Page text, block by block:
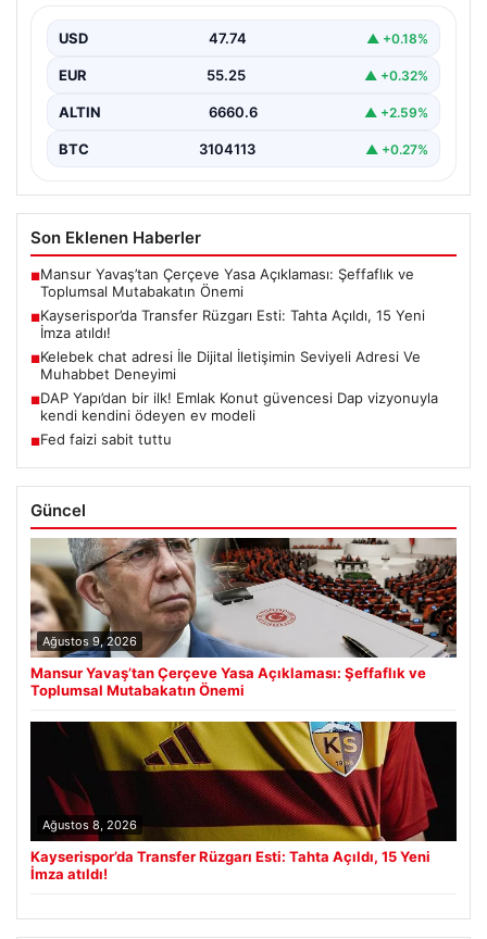
sezonunda büyük bir adım atarak resmi olarak transfer
engelini…
USD 47.74 ▲ +0.18%
EUR 55.25 ▲ +0.32%
ALTIN 6660.6 ▲ +2.59%
BTC 3104113 ▲ +0.27%
Son Eklenen Haberler
■Mansur Yavaş’tan Çerçeve Yasa Açıklaması: Şeffaflık ve
Toplumsal Mutabakatın Önemi
■Kayserispor’da Transfer Rüzgarı Esti: Tahta Açıldı, 15 Yeni
İmza atıldı!
■Kelebek chat adresi İle Dijital İletişimin Seviyeli Adresi Ve
Muhabbet Deneyimi
■DAP Yapı’dan bir ilk! Emlak Konut güvencesi Dap vizyonuyla
kendi kendini ödeyen ev modeli
■Fed faizi sabit tuttu
Güncel
Ağustos 9, 2026
Mansur Yavaş’tan Çerçeve Yasa Açıklaması: Şeffaflık ve
Toplumsal Mutabakatın Önemi
Ağustos 8, 2026
Kayserispor’da Transfer Rüzgarı Esti: Tahta Açıldı, 15 Yeni
İmza atıldı!